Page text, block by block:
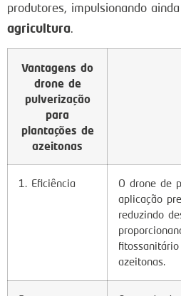
produtores, impulsionando
agricultura.
Vantagens do
drone de
pulverização
para
plantações de
azeitonas
1. Eficiência
O drone de
aplicação
reduzindo
azeitonas.